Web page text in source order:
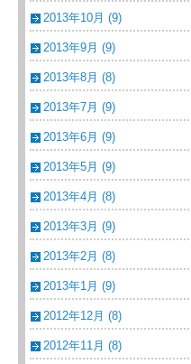
2013年10月 (9)
2013年9月 (9)
2013年8月 (8)
2013年7月 (9)
2013年6月 (9)
2013年5月 (9)
2013年4月 (8)
2013年3月 (9)
2013年2月 (8)
2013年1月 (9)
2012年12月 (8)
2012年11月 (8)